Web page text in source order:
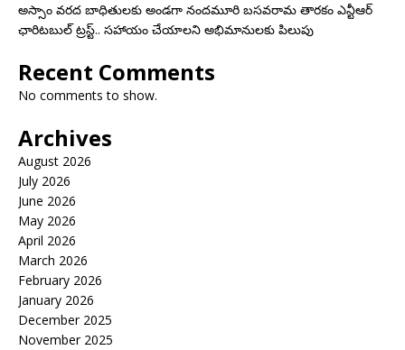
అస్సాం వరద బాధితులకు అండగా నందమూరి బసవరామ తారకం ఎన్టీఆర్
ఛారిటబుల్ ట్రస్ట్.. సహాయం చేయాలని అభిమానులకు పిలుపు
Recent Comments
No comments to show.
Archives
August 2026
July 2026
June 2026
May 2026
April 2026
March 2026
February 2026
January 2026
December 2025
November 2025